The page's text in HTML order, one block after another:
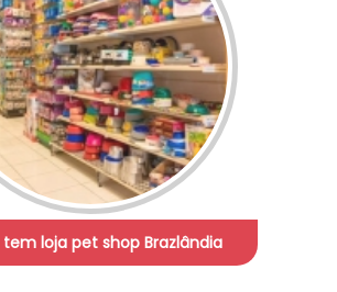
loja pet shop Brazlândia